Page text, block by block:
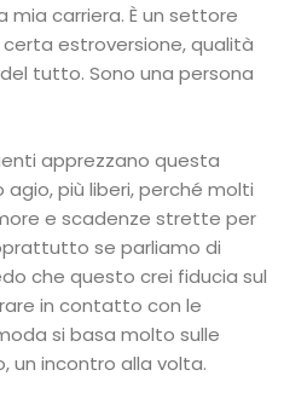
carriera. È un settore
estroversione, qualità
tutto. Sono una persona
apprezzano questa
più liberi, perché molti
e scadenze strette per
se parliamo di
che questo crei fiducia sul
in contatto con le
si basa molto sulle
un incontro alla volta.